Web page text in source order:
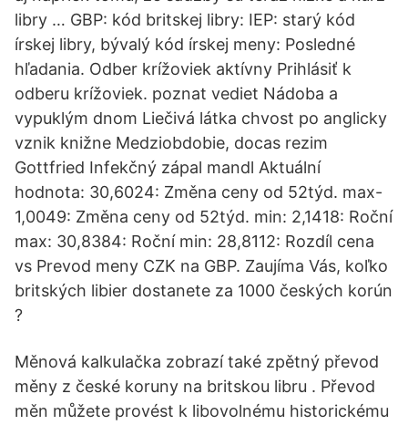
libry … GBP: kód britskej libry: IEP: starý kód
írskej libry, bývalý kód írskej meny: Posledné
hľadania. Odber krížoviek aktívny Prihlásiť k
odberu krížoviek. poznat vediet Nádoba a
vypuklým dnom Liečivá látka chvost po anglicky
vznik knižne Medziobdobie, docas rezim
Gottfried Infekčný zápal mandl Aktuální
hodnota: 30,6024: Změna ceny od 52týd. max-
1,0049: Změna ceny od 52týd. min: 2,1418: Roční
max: 30,8384: Roční min: 28,8112: Rozdíl cena
vs Prevod meny CZK na GBP. Zaujíma Vás, koľko
britských libier dostanete za 1000 českých korún
?
Měnová kalkulačka zobrazí také zpětný převod
měny z české koruny na britskou libru . Převod
měn můžete provést k libovolnému historickému